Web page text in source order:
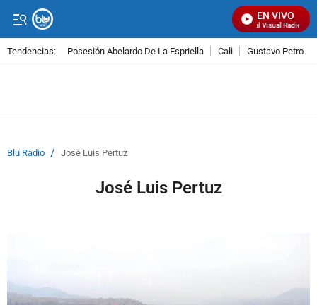
EN VIVO
Señal Visual Radio
Tendencias: Posesión Abelardo De La Espriella Cali Gustavo Petro
Blu Radio / José Luis Pertuz
José Luis Pertuz